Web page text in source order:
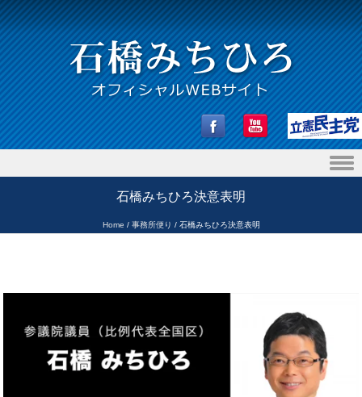
石橋みちひろ決意表明
Home /事務所便り /石橋みちひろ決意表明